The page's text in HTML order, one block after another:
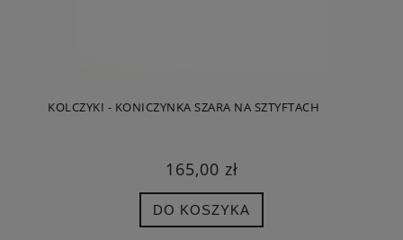
KOLCZYKI - KONICZYNKA SZARA NA SZTYFTACH
165,00 zł
DO KOSZYKA